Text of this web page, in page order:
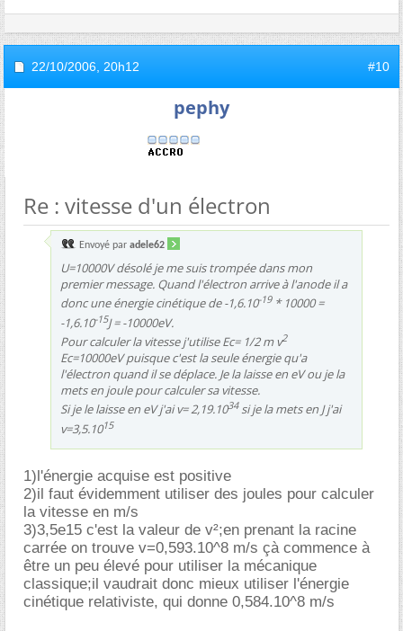
22/10/2006, 20h12 #10
pephy
Re : vitesse d'un électron
Envoyé par adele62
U=10000V désolé je me suis trompée dans mon
premier message. Quand l'électron arrive à l'anode il a
donc une énergie cinétique de -1,6.10-19* 10000 =
-1,6.10-15J = -10000eV.
Pour calculer la vitesse j'utilise Ec= 1/2 m v2
Ec=10000eV puisque c'est la seule énergie qu'a
l'électron quand il se déplace. Je la laisse en eV ou je la
mets en joule pour calculer sa vitesse.
Si je le laisse en eV j'ai v= 2,19.1034si je la mets en J j'ai
v=3,5.1015
1)l'énergie acquise est positive
2)il faut évidemment utiliser des joules pour calculer
la vitesse en m/s
3)3,5e15 c'est la valeur de v²;en prenant la racine
carrée on trouve v=0,593.10^8 m/s çà commence à
être un peu élevé pour utiliser la mécanique
classique;il vaudrait donc mieux utiliser l'énergie
cinétique relativiste, qui donne 0,584.10^8 m/s